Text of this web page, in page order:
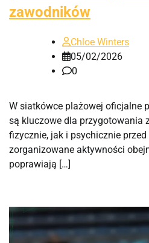
zawodników
Chloe Winters
05/02/2026
0
W siatkówce plażowej oficjalne
są kluczowe dla przygotowania
fizycznie, jak i psychicznie przed
zorganizowane aktywności
poprawiają […]